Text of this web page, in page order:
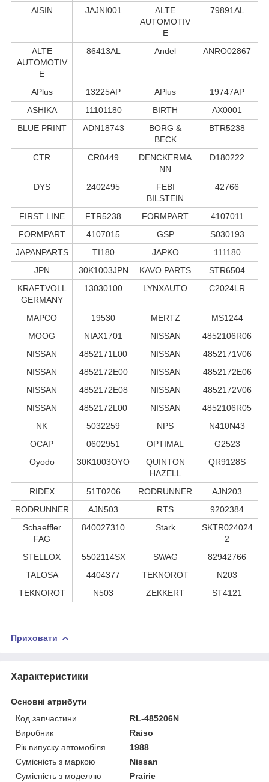
AISIN
JAJNI001
ALTE
AUTOMOTIV
E
79891AL
ALTE
AUTOMOTIV
E
86413AL Andel ANRO02867
APlus 13225AP APlus
19747AP
ASHIKA
11101180 BIRTH
AX0001
BLUE PRINT
ADN18743
BORG &
BECK
BTR5238
CTR CR0449
DENCKERMA
NN
D180222
DYS 2402495
FEBI
BILSTEIN
42766
FIRST LINE FTR5238 FORMPART
4107011
FORMPART
4107015 GSP
S030193
JAPANPARTS
TI180 JAPKO
111180
JPN
30K1003JPN KAVO PARTS
STR6504
KRAFTVOLL
GERMANY
13030100 LYNXAUTO C2024LR
MAPCO 19530 MERTZ
MS1244
MOOG
NIAX1701 NISSAN
4852106R06
NISSAN
4852171L00 NISSAN
4852171V06
NISSAN
4852172E00 NISSAN
4852172E06
NISSAN
4852172E08 NISSAN
4852172V06
NISSAN
4852172L00 NISSAN
4852106R05
NK
5032259 NPS
N410N43
OCAP
0602951 OPTIMAL
G2523
Oyodo
30K1003OYO
QUINTON
HAZELL
QR9128S
RIDEX 51T0206 RODRUNNER
AJN203
RODRUNNER
AJN503 RTS
9202384
Schaeffler
FAG
840027310 Stark
SKTR024024
2
STELLOX
5502114SX SWAG
82942766
TALOSA
4404377 TEKNOROT
N203
TEKNOROT
N503 ZEKKERT ST4121
Приховати
Характеристики
Основні атрибути
Код запчастини
RL-485206N
Виробник
Raiso
Рік випуску автомобіля
1988
Сумісність з маркою
Nissan
Сумісність з моделлю
Prairie